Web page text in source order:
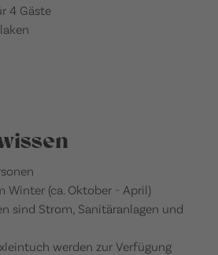
4 Gäste
Winter (ca. Oktober - April)
sind Strom, Sanitäranlagen und
werden zur Verfügung